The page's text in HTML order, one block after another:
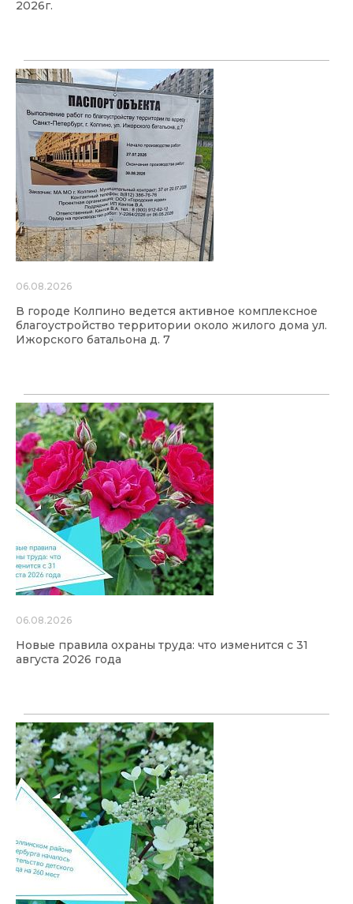
2026г.
06.08.2026
В городе Колпино ведется активное комплексное
благоустройство территории около жилого дома ул.
Ижорского батальона д. 7
06.08.2026
Новые правила охраны труда: что изменится с 31
августа 2026 года